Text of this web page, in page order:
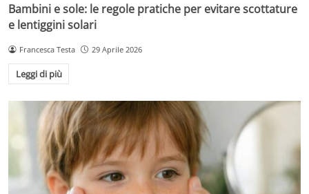
Bambini e sole: le regole pratiche per evitare scottature
e lentiggini solari
Francesca Testa 29 Aprile 2026
Leggi di più